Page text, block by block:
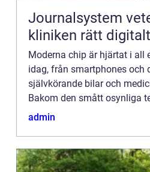
Journalsystem veterinär
kliniken rätt
Moderna chip är hjärtat i all
idag, från smartphones och
självkörande bilar och
Bakom den smått osynliga
noggrant utvald kombination
admin